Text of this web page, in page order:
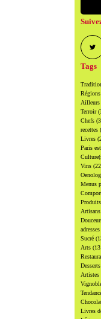
Tags
Régions
Ailleurs
Terroir
Chefs
recettes
Livres
Paris
Vins
Menus
Produits
Artisans
adresses
Sucré
Arts
Desserts
Artistes
Livres